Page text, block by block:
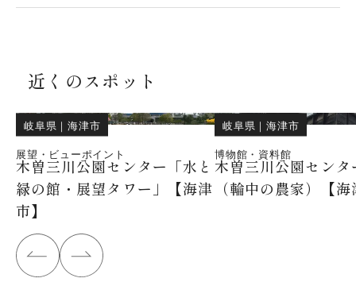
近くのスポット
岐阜県 ｜海津市
展望・ビューポイント
木曽三川公園センター「水と
緑の館・展望タワー」【海津
市】
岐阜県 ｜海津市
博物館・資料館
木曽三川公園セン
（輪中の農家）【